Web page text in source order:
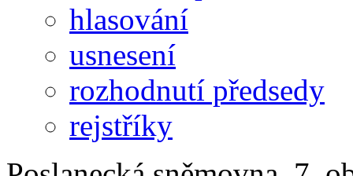
hlasování
usnesení
rozhodnutí předsedy
rejstříky